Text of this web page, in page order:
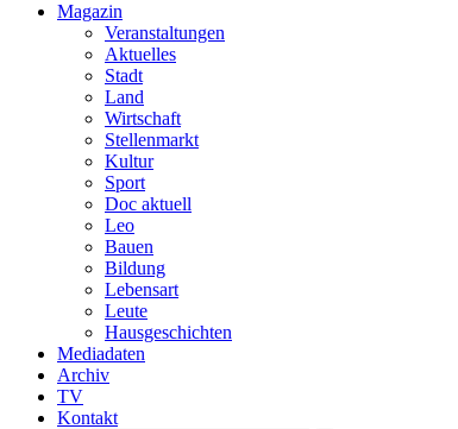
Magazin
Veranstaltungen
Aktuelles
Stadt
Land
Wirtschaft
Stellenmarkt
Kultur
Sport
Doc aktuell
Leo
Bauen
Bildung
Lebensart
Leute
Hausgeschichten
Mediadaten
Archiv
TV
Kontakt